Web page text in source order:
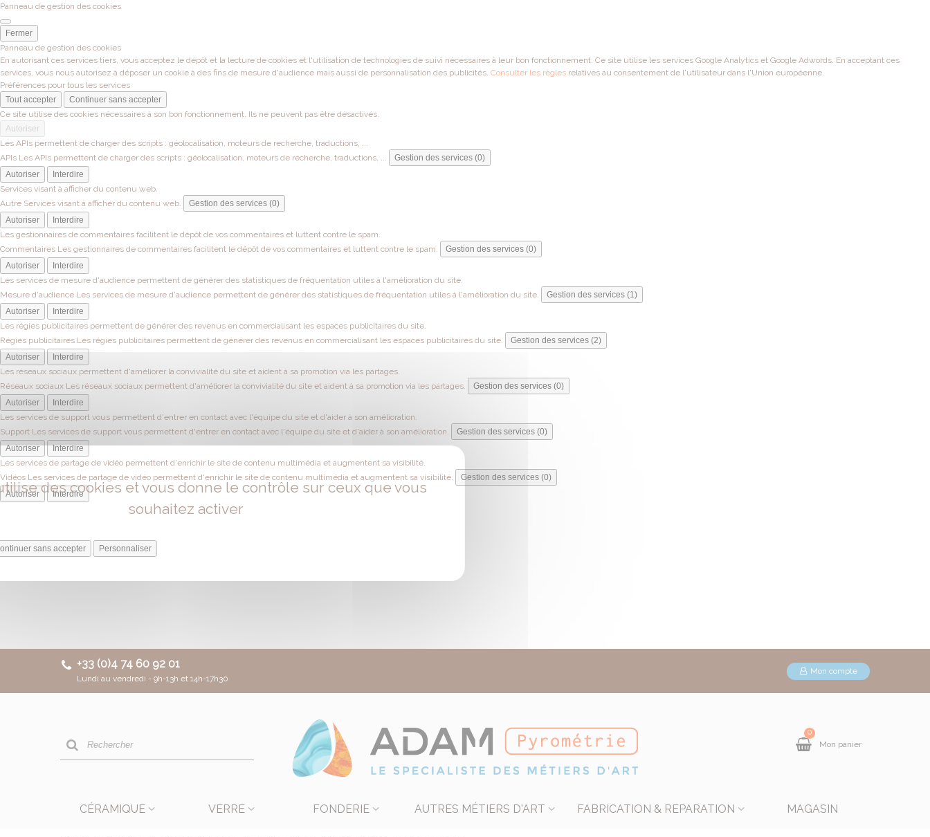
Panneau de gestion des cookies
Fermer
Panneau de gestion des cookies
En autorisant ces services tiers, vous acceptez le dépôt et la lecture de cookies et l'utilisation de technologies de suivi nécessaires à leur bon fonctionnement. Ce site utilise les services Google Analytics et Google Adwords. En acceptant ces
services, vous nous autorisez à déposer un cookie à des fins de mesure d'audience mais aussi de personnalisation des publicités. Consulter les règles relatives au consentement de l'utilisateur dans l'Union européenne.
Préférences pour tous les services
Tout accepter
Continuer sans accepter
Ce site utilise des cookies nécessaires à son bon fonctionnement. Ils ne peuvent pas être désactivés.
Autoriser
Les APIs permettent de charger des scripts : géolocalisation, moteurs de recherche, traductions, ...
APIs Les APIs permettent de charger des scripts : géolocalisation, moteurs de recherche, traductions, ...
Gestion des services (0)
Autoriser
Interdire
Services visant à afficher du contenu web.
Autre Services visant à afficher du contenu web.
Gestion des services (0)
Autoriser
Interdire
Les gestionnaires de commentaires facilitent le dépôt de vos commentaires et luttent contre le spam.
Commentaires Les gestionnaires de commentaires facilitent le dépôt de vos commentaires et luttent contre le spam.
Gestion des services (0)
Autoriser
Interdire
Les services de mesure d'audience permettent de générer des statistiques de fréquentation utiles à l'amélioration du site.
Mesure d'audience Les services de mesure d'audience permettent de générer des statistiques de fréquentation utiles à l'amélioration du site.
Gestion des services (1)
Autoriser
Interdire
Les régies publicitaires permettent de générer des revenus en commercialisant les espaces publicitaires du site.
Régies publicitaires Les régies publicitaires permettent de générer des revenus en commercialisant les espaces publicitaires du site.
Gestion des services (2)
Autoriser
Interdire
Les réseaux sociaux permettent d'améliorer la convivialité du site et aident à sa promotion via les partages.
Réseaux sociaux Les réseaux sociaux permettent d'améliorer la convivialité du site et aident à sa promotion via les partages.
Gestion des services (0)
Autoriser
Interdire
Les services de support vous permettent d'entrer en contact avec l'équipe du site et d'aider à son amélioration.
Support Les services de support vous permettent d'entrer en contact avec l'équipe du site et d'aider à son amélioration.
Gestion des services (0)
Autoriser
Interdire
Les services de partage de vidéo permettent d'enrichir le site de contenu multimédia et augmentent sa visibilité.
Vidéos Les services de partage de vidéo permettent d'enrichir le site de contenu multimédia et augmentent sa visibilité.
Gestion des services (0)
Autoriser
Interdire
des cookies et vous donne le contrôle sur ceux que vous
souhaitez activer
sans accepter Personnaliser
+33 (0)4 74 60 92 01
Lundi au vendredi - 9h-13h et 14h-17h30
Mon compte
0
Mon panier
CÉRAMIQUE VERRE FONDERIE AUTRES MÉTIERS D'ART FABRICATION & REPARATION MAGASIN